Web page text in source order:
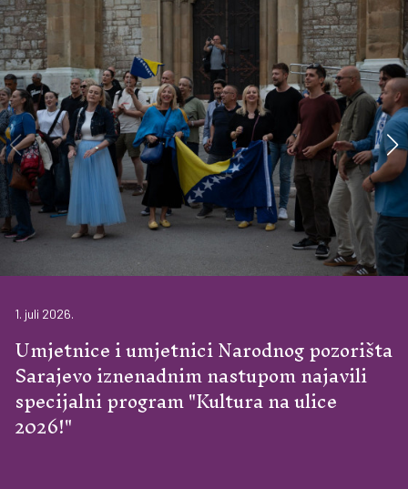
1. juli 2026.
Umjetnice i umjetnici Narodnog pozorišta
Sarajevo iznenadnim nastupom najavili
specijalni program "Kultura na ulice
2026!"